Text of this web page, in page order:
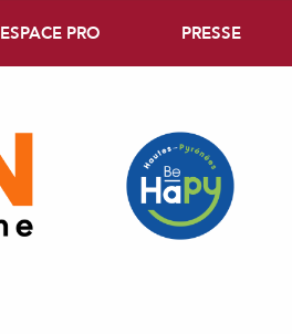
ESPACE PRO PRESSE